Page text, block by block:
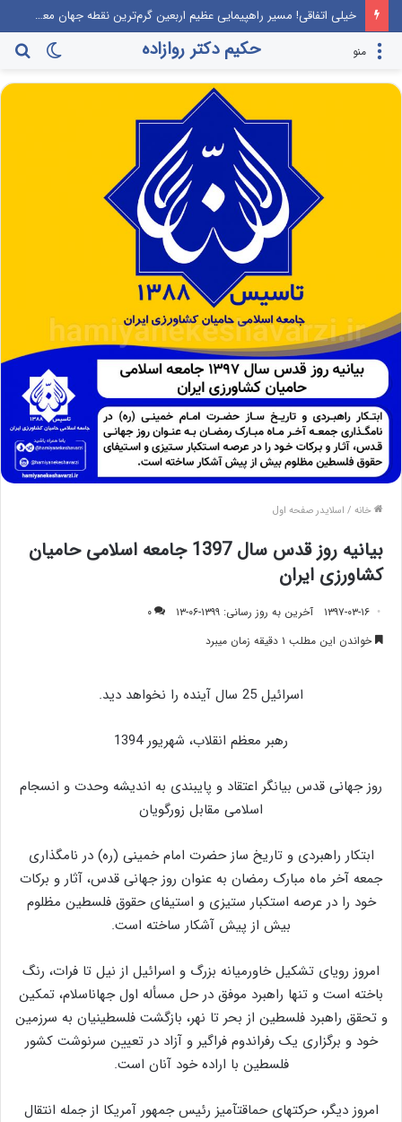
خیلی اتفاقی! مسیر راهپیمایی عظیم اربعین گرم‌ترین نقطه جهان معرفی می‌شود!
تغییر
پوسته
حکیم دکتر روازاده منو
خانه / اسلایدر صفحه اول
بیانیه روز قدس سال 1397 جامعه اسلامی حامیان
کشاورزی ایران
۱۳۹۷-۰۳-۱۶ آخرین به روز رسانی: ۱۳۹۹-۰۶-۱۳
۰
خواندن این مطلب ۱ دقیقه زمان میبرد
اسرائیل 25 سال آینده را نخواهد دید.
رهبر معظم انقلاب، شهریور 1394
روز جهانی قدس بیانگر اعتقاد و پایبندی به اندیشه وحدت و انسجام
اسلامی مقابل زورگویان
ابتکار راهبردی و تاریخ ساز حضرت امام خمینی (ره) در نامگذاری
جمعه آخر ماه مبارک رمضان به عنوان روز جهانی قدس، آثار و برکات
خود را در عرصه استکبار ستیزی و استیفای حقوق فلسطین مظلوم
بیش از پیش آشکار ساخته است.
امروز رویای تشکیل خاورمیانه بزرگ و اسرائیل از نیل تا فرات، رنگ
باخته است و تنها راهبرد موفق در حل مسأله اول جهان­اسلام، تمکین
و تحقق راهبرد فلسطین از بحر تا نهر، بازگشت فلسطینیان به سرزمین
خود و برگزاری یک رفراندوم فراگیر و آزاد در تعیین سرنوشت کشور
فلسطین با اراده خود آنان است.
امروز دیگر، حرکت­های حماقت­آمیز رئیس جمهور آمریکا از جمله انتقال